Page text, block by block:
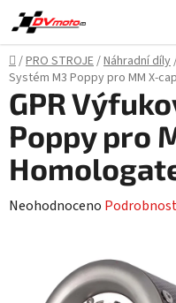
Přejít
na
obsah
Domů
/PRO STROJE/Náhradní díly
Systém M3 Poppy pro MM X-
GPR
Poppy pro
Průměrné
Neohodnoceno